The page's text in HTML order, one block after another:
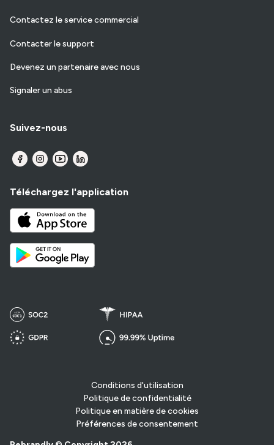
Contactez le service commercial
Contacter le support
Devenez un partenaire avec nous
Signaler un abus
Suivez-nous
Téléchargez l'application
Conditions d'utilisation
Politique de confidentialité
Politique en matière de cookies
Préférences de consentement